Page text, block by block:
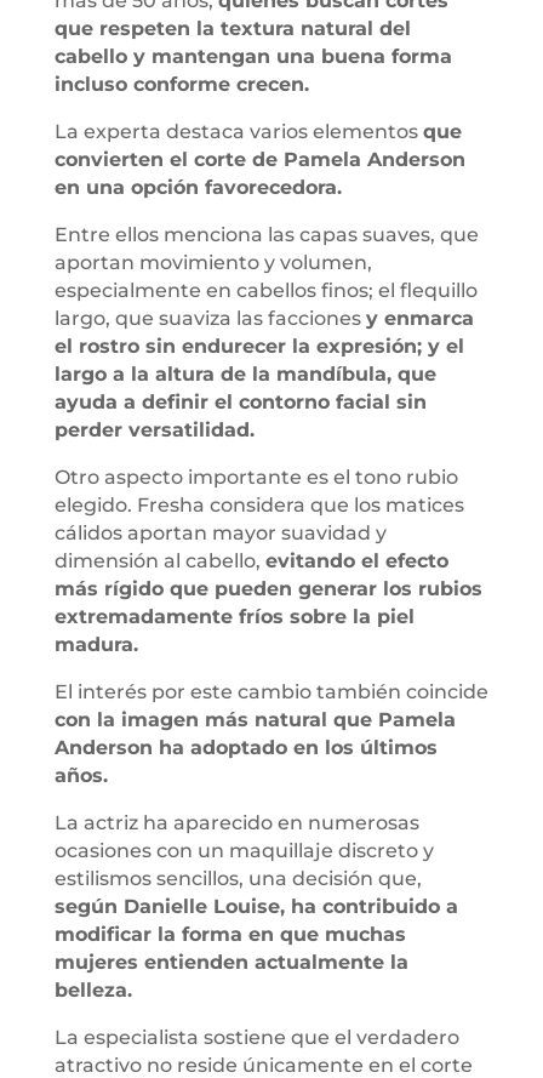
que respeten la textura natural del
cabello y mantengan una buena forma
incluso conforme crecen.
La experta destaca varios elementos que
convierten el corte de Pamela Anderson
en una opción favorecedora.
Entre ellos menciona las capas suaves, que
aportan movimiento y volumen,
especialmente en cabellos finos; el flequillo
largo, que suaviza las facciones y enmarca
el rostro sin endurecer la expresión; y el
largo a la altura de la mandíbula, que
ayuda a definir el contorno facial sin
perder versatilidad.
Otro aspecto importante es el tono rubio
elegido. Fresha considera que los matices
cálidos aportan mayor suavidad y
dimensión al cabello, evitando el efecto
más rígido que pueden generar los rubios
extremadamente fríos sobre la piel
madura.
El interés por este cambio también coincide
con la imagen más natural que Pamela
Anderson ha adoptado en los últimos
años.
La actriz ha aparecido en numerosas
ocasiones con un maquillaje discreto y
estilismos sencillos, una decisión que,
según Danielle Louise, ha contribuido a
modificar la forma en que muchas
mujeres entienden actualmente la
belleza.
La especialista sostiene que el verdadero
atractivo no reside únicamente en el corte